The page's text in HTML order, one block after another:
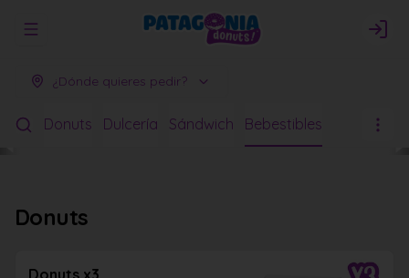
Abrir menu de navegación Login
¿Dónde quieres pedir?
Donuts Dulcería Sándwich Bebestibles
Donuts
Donuts x3